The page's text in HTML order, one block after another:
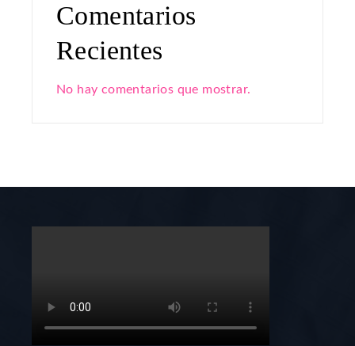
Comentarios
Recientes
No hay comentarios que mostrar.